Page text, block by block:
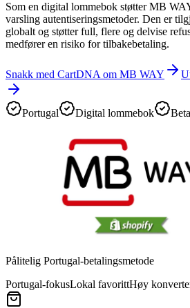
Som en digital lommebok støtter MB
varsling autentiseringsmetoder. Den er
globalt og støtter full, flere og delvise
medfører en risiko for tilbakebetaling.
Snakk med CartDNA om MB WAY
Portugal Digital lommebok
Pålitelig Portugal-betalingsmetode
Portugal-fokusLokal favorittHøy